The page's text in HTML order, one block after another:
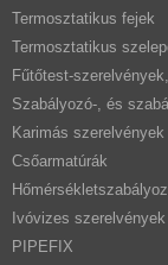
Termosztatikus fejek
Termosztatikus
Fűtőtest-
Szabályozó-, és
Karimás szerelvények
Csőarmatúrák
Ivóvizes szerelvények
PIPEFIX